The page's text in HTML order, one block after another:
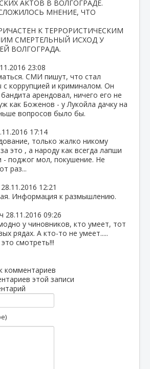
АКТОВ В ВОЛГОГРАДЕ.
МНЕНИЕ, ЧТО
К ТЕРРОРИСТИЧЕСКИМ
СМЕРТЕЛЬНЫЙ ИСХОД У
ВОЛГОГРАДА.
23:08
СМИ пишут, что стал
коррупцией и криминалом. Он
арендовал, ничего его не
как Боженов - у Лукойла дачку на
вопросов было бы.
17:14
только жалко никому
это , а народу как всегда лапши
- поджог мол, покушение. Не
раз...
28.11.2016 12:21
Информация к размышлению.
28.11.2016 09:26
у чиновников, кто умеет, тот
рядах. А кто-то не умеет.....
смотреть!!!
комментариев
этой записи